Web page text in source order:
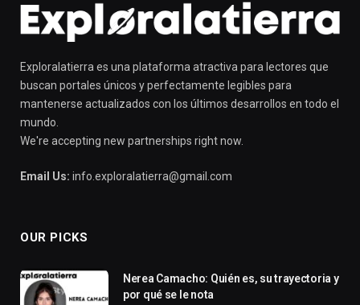
Exploralatierra es una plataforma atractiva para lectores que
buscan portales únicos y perfectamente legibles para
mantenerse actualizados con los últimos desarrollos en todo el
mundo.
We're accepting new partnerships right now.
Email Us: info.exploralatierra@gmail.com
OUR PICKS
Nerea Camacho: Quién es, su trayectoria y
por qué se le nota